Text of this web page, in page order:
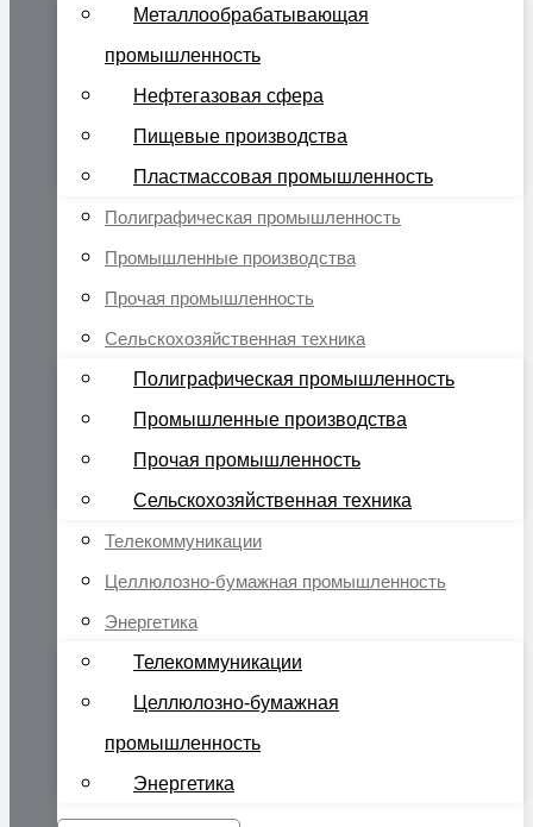
Металлообрабатывающая
промышленность
Нефтегазовая сфера
Пищевые производства
Пластмассовая промышленность
Полиграфическая промышленность
Промышленные производства
Прочая промышленность
Сельскохозяйственная техника
Полиграфическая промышленность
Промышленные производства
Прочая промышленность
Сельскохозяйственная техника
Телекоммуникации
Целлюлозно-бумажная промышленность
Энергетика
Телекоммуникации
Целлюлозно-бумажная
промышленность
Энергетика